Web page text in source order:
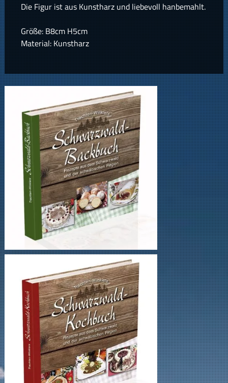
Die Figur ist aus Kunstharz und liebevoll hanbemahlt.
Größe: B8cm H5cm
Material: Kunstharz